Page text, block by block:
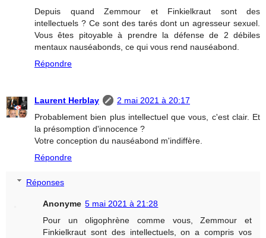
Depuis quand Zemmour et Finkielkraut sont des
intellectuels ? Ce sont des tarés dont un agresseur sexuel.
Vous êtes pitoyable à prendre la défense de 2 débiles
mentaux nauséabonds, ce qui vous rend nauséabond.
Répondre
Laurent Herblay
2 mai 2021 à 20:17
Probablement bien plus intellectuel que vous, c'est clair. Et
la présomption d'innocence ?
Votre conception du nauséabond m'indiffère.
Répondre
Réponses
Anonyme 5 mai 2021 à 21:28
Pour un oligophrène comme vous, Zemmour et
Finkielkraut sont des intellectuels, on a compris vos